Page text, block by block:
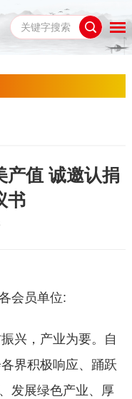
产值 诚邀认捐
书
会员单位:
兴，产业为要。自
界积极响应、踊跃
发展绿色产业、厚